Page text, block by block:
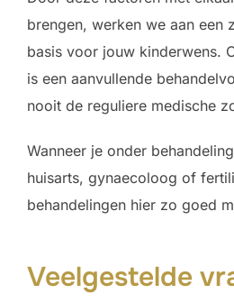
brengen, werken we aan een
basis voor jouw kinderwens.
is een aanvullende
nooit de reguliere medische
Wanneer je onder
huisarts, gynaecoloog of
behandelingen hier zo goed
Veelgestelde